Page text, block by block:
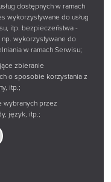
dostępnych w ramach
wykorzystywane do usług
itp. bezpieczeństwa -
wykorzystywane do
w ramach Serwisu;
zbieranie
o sposobie korzystania z
itp.;
wybranych przez
język, itp.;
w